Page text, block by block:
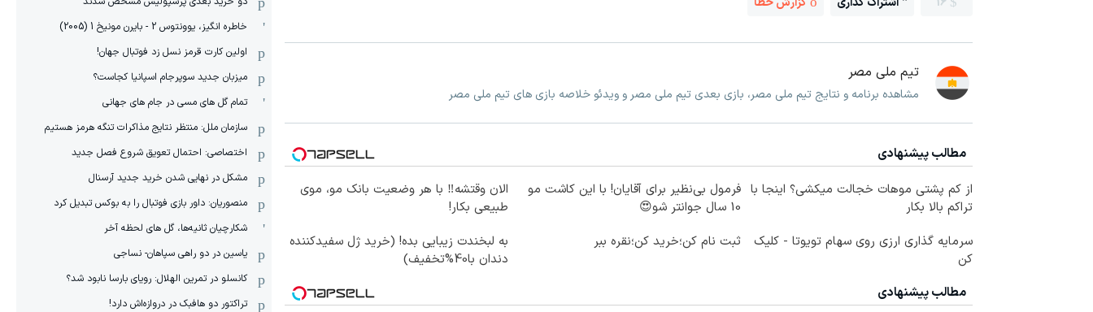
تیم ملی مصر
مشاهده برنامه و نتایج تیم ملی مصر، بازی بعدی تیم ملی مصر و ویدئو خلاصه بازی های تیم ملی مصر
مطالب پیشنهادی
از کم پشتی موهات خجالت میکشی؟ اینجا با
تراکم بالا بکار
فرمول بی‌نظیر برای آقایان! با این کاشت مو
10 سال جوانتر شو😍
الان وقتشه‼️ با هر وضعیت بانک مو، موی
طبیعی بکار!
سرمایه گذاری ارزی روی سهام تویوتا - کلیک
کن
ثبت نام کن؛خرید کن؛نقره ببر
به لبخندت زیبایی بده! (خرید ژل سفیدکننده
دندان با40%تخفیف)
مطالب پیشنهادی
خاطره انگیز، یوونتوس 2 - بایرن مونیخ 1 (2005)
اولین کارت قرمز نسل زد فوتبال جهان!
میزبان جدید سوپرجام اسپانیا کجاست؟
تمام گل های مسی در جام های جهانی
سازمان ملل: منتظر نتایج مذاکرات تنگه هرمز هستیم
اختصاصی: احتمال تعویق شروع فصل جدید
مشکل در نهایی شدن خرید جدید آرسنال
منصوریان: داور بازی فوتبال را به بوکس تبدیل کرد
شکارچیان ثانیه‌ها، گل های لحظه آخر
یاسین در دو راهی سپاهان- نساجی
کانسلو در تمرین الهلال: رویای بارسا نابود شد؟
تراکتور دو هافبک در دروازه‌اش دارد!